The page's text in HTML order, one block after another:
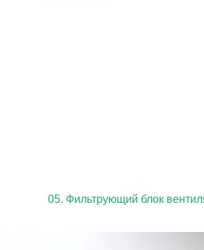
05. Фильтрующий блок